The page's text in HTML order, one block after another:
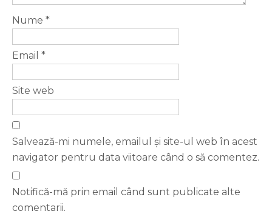
Nume *
Email *
Site web
Salvează-mi numele, emailul și site-ul web în acest
navigator pentru data viitoare când o să comentez.
Notifică-mă prin email când sunt publicate alte
comentarii.